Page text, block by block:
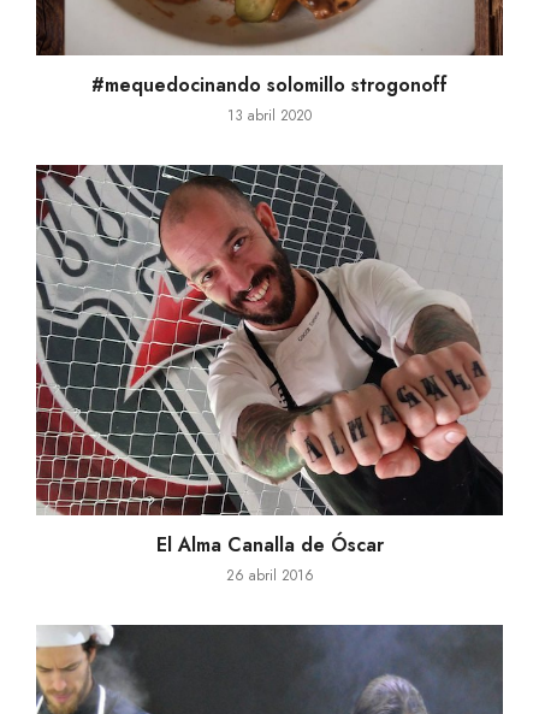
#mequedocinando solomillo strogonoff
13 abril 2020
El Alma Canalla de Óscar
26 abril 2016